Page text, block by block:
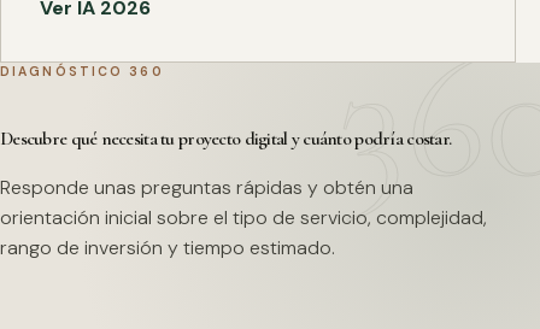
Ver IA 2026
DIAGNÓSTICO 360
Descubre qué necesita tu proyecto digital y cuánto podría costar.
Responde unas preguntas rápidas y obtén una
orientación inicial sobre el tipo de servicio, complejidad,
rango de inversión y tiempo estimado.